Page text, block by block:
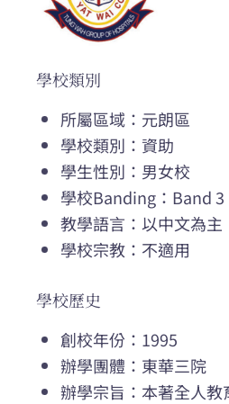
學校類別
所屬區域：元朗區
學校類別：資助
學生性別：男女校
學校Banding：Band 3
教學語言：以中文為主
學校宗教：不適用
學校歷史
創校年份：1995
辦學團體：東華三院
辦學宗旨：本著全人